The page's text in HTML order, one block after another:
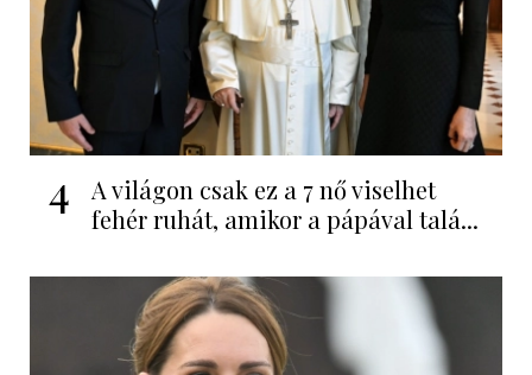
4
A világon csak ez a 7 nő viselhet
fehér ruhát, amikor a pápával talá...